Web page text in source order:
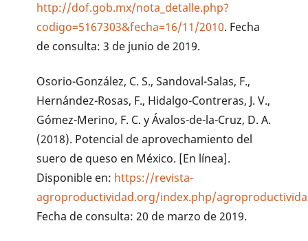
http://dof.gob.mx/nota_detalle.php?
codigo=5167303&fecha=16/11/2010. Fecha
de consulta: 3 de junio de 2019.
Osorio-González, C. S., Sandoval-Salas, F.,
Hernández-Rosas, F., Hidalgo-Contreras, J. V.,
Gómez-Merino, F. C. y Ávalos-de-la-Cruz, D. A.
(2018). Potencial de aprovechamiento del
suero de queso en México. [En línea].
Disponible en: https://revista-
agroproductividad.org/index.php/
Fecha de consulta: 20 de marzo de 2019.